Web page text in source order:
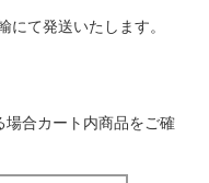
て発送いたします。
合カート内商品をご確